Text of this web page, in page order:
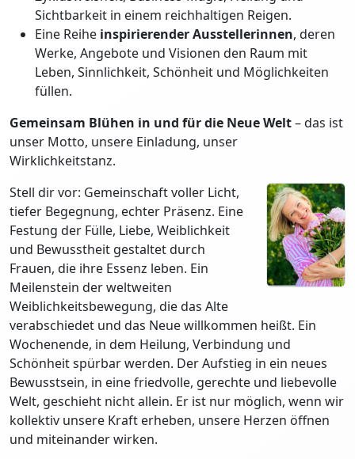
Sichtbarkeit in einem reichhaltigen Reigen.
Eine Reihe inspirierender Ausstellerinnen, deren
Werke, Angebote und Visionen den Raum mit
Leben, Sinnlichkeit, Schönheit und Möglichkeiten
füllen.
Gemeinsam Blühen in und für die Neue Welt– das ist
unser Motto, unsere Einladung, unser
Wirklichkeitstanz.
Stell dir vor: Gemeinschaft voller Licht,
tiefer Begegnung, echter Präsenz. Eine
Festung der Fülle, Liebe, Weiblichkeit
und Bewusstheit gestaltet durch
Frauen, die ihre Essenz leben. Ein
Meilenstein der weltweiten
Weiblichkeitsbewegung, die das Alte
verabschiedet und das Neue willkommen heißt. Ein
Wochenende, in dem Heilung, Verbindung und
Schönheit spürbar werden. Der Aufstieg in ein neues
Bewusstsein, in eine friedvolle, gerechte und liebevolle
Welt, geschieht nicht allein. Er ist nur möglich, wenn wir
kollektiv unsere Kraft erheben, unsere Herzen öffnen
und miteinander wirken.